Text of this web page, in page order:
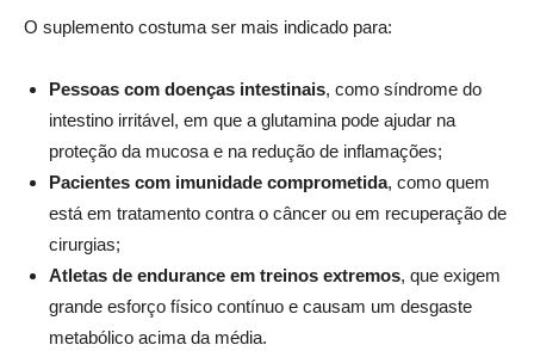
O suplemento costuma ser mais indicado para:
Pessoas com doenças intestinais, como síndrome do
intestino irritável, em que a glutamina pode ajudar na
proteção da mucosa e na redução de inflamações;
Pacientes com imunidade comprometida, como quem
está em tratamento contra o câncer ou em recuperação de
cirurgias;
Atletas de endurance em treinos extremos, que exigem
grande esforço físico contínuo e causam um desgaste
metabólico acima da média.